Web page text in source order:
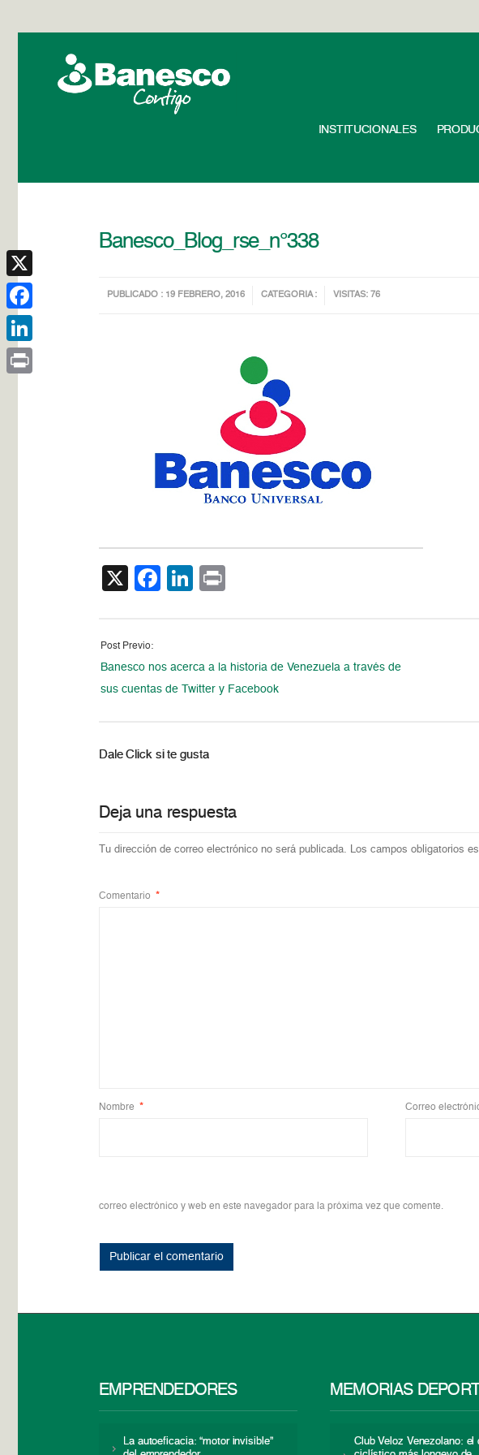
INSTITUCIONALES
Banesco_Blog_rse_n°338
PUBLICADO : 19 FEBRERO, 2016 CATEGORIA : VISITAS: 76
X Facebook
LinkedIn
Post Previo:
Banesco nos acerca a la historia de Venezuela a través de
sus cuentas de Twitter y Facebook
Dale Click si te gusta
Deja una respuesta
Tu dirección de correo electrónico no será publicada. Los campos obligatorios
Comentario *
Nombre * Correo
correo electrónico y web en este navegador para la próxima vez que comente.
EMPRENDEDORES
La autoeficacia: “motor invisible”
MEMORIAS
Club Veloz Venezolano: el
X
Facebook
LinkedIn